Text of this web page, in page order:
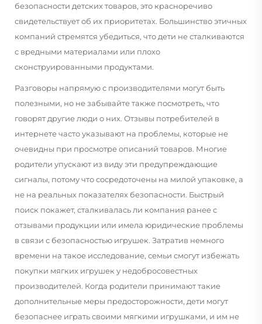
безопасности детских товаров, это красноречиво
свидетельствует об их приоритетах. Большинство этичных
компаний стремятся убедиться, что дети не сталкиваются
с вредными материалами или плохо
сконструированными продуктами.
Разговоры напрямую с производителями могут быть
полезными, но не забывайте также посмотреть, что
говорят другие люди о них. Отзывы потребителей в
интернете часто указывают на проблемы, которые не
очевидны при просмотре описаний товаров. Многие
родители упускают из виду эти предупреждающие
сигналы, потому что сосредоточены на милой упаковке, а
не на реальных показателях безопасности. Быстрый
поиск покажет, сталкивалась ли компания ранее с
отзывами продукции или имела юридические проблемы
в связи с безопасностью игрушек. Затратив немного
времени на такое исследование, семьи смогут избежать
покупки мягких игрушек у недобросовестных
производителей. Когда родители принимают такие
дополнительные меры предосторожности, дети могут
безопаснее играть своими мягкими игрушками, и им не